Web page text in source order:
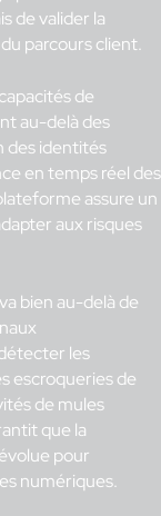
de valider la
parcours client.
de
au-delà des
des identités
en temps réel des
assure un
aux risques
bien au-delà de
les
escroqueries de
de mules
que la
pour
numériques.